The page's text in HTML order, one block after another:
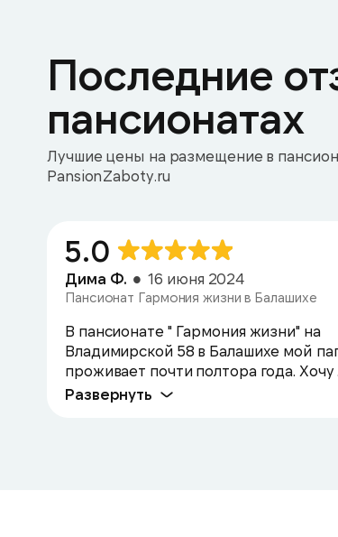
Последние
пансионатах
Лучшие цены на размещение в
PansionZaboty.ru
5.0
Дима Ф. 16 июня 2024
Пансионат Гармония жизни в Балашихе
В пансионате " Гармония жизни" на
Владимирской 58 в Балашихе мой
проживает почти полтора года. Хочу
Развернуть